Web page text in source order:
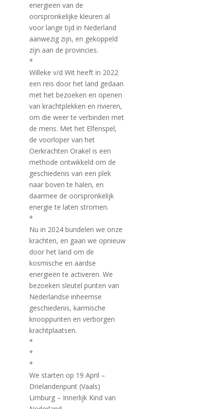
energieën van de
oorspronkelijke kleuren al
voor lange tijd in Nederland
aanwezig zijn, en gekoppeld
zijn aan de provincies.
*
Willeke v/d Wit heeft in 2022
een reis door het land gedaan
met het bezoeken en openen
van krachtplekken en rivieren,
om die weer te verbinden met
de mens. Met het Elfenspel,
de voorloper van het
Oerkrachten Orakel is een
methode ontwikkeld om de
geschiedenis van een plek
naar boven te halen, en
daarmee de oorspronkelijk
energie te laten stromen.
*
Nu in 2024 bundelen we onze
krachten, en gaan we opnieuw
door het land om de
kosmische en aardse
energieën te activeren. We
bezoeken sleutel punten van
Nederlandse inheemse
geschiedenis, karmische
knooppunten en verborgen
krachtplaatsen.
*
*
*
We starten op 19 April –
Drielandenpunt (Vaals)
Limburg – Innerlijk Kind van